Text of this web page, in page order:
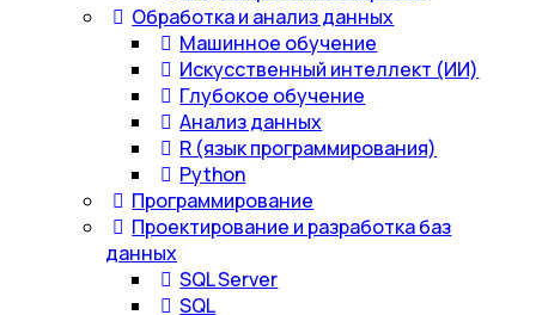
Обработка и анализ данных
Машинное обучение
Искусственный интеллект (ИИ)
Глубокое обучение
Анализ данных
R (язык программирования)
Python
Программирование
Проектирование и разработка баз
данных
SQL Server
SQL